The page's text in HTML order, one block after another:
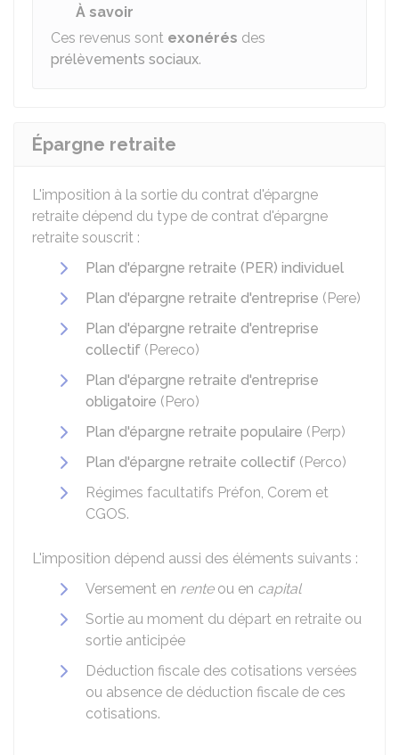
À savoir
Ces revenus sont exonérés des
prélèvements sociaux.
Épargne retraite
L'imposition à la sortie du contrat d'épargne
retraite dépend du type de contrat d'épargne
retraite souscrit :
Plan d'épargne retraite (PER) individuel
Plan d'épargne retraite d'entreprise (Pere)
Plan d'épargne retraite d'entreprise
collectif (Pereco)
Plan d'épargne retraite d'entreprise
obligatoire (Pero)
Plan d'épargne retraite populaire (Perp)
Plan d'épargne retraite collectif (Perco)
Régimes facultatifs Préfon, Corem et
CGOS.
L'imposition dépend aussi des éléments suivants :
Versement en renteou en capital
Sortie au moment du départ en retraite ou
sortie anticipée
Déduction fiscale des cotisations versées
ou absence de déduction fiscale de ces
cotisations.